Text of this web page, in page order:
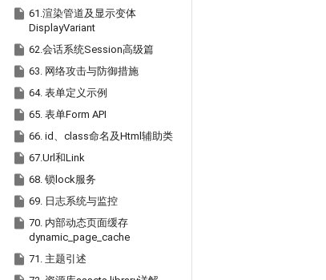
 61.渲染管道及显示变体
DisplayVariant
 62.会话系统Session高级篇
 63. 网络攻击与防御措施
 64. 表单定义示例
 65. 表单Form API
 66. id、class命名及Html辅助类
 67.Url和Link
 68. 锁lock服务
 69. 日志系统与监控
 70. 内部动态页面缓存
dynamic_page_cache
 71. 主题引述